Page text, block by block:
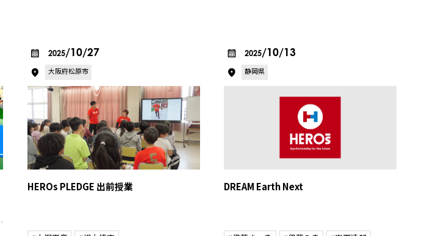
2025/10/27
大阪府松原市
HEROs PLEDGE 出前授業
2025/10/13
静岡県
DREAM Earth Next